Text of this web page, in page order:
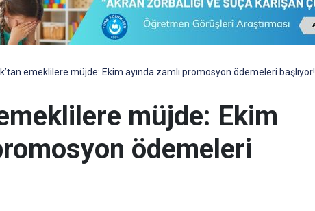
emeklilere müjde: Ekim ayında zamlı promosyon ödemeleri başlıyor!
müjde: Ekim
ödemeleri